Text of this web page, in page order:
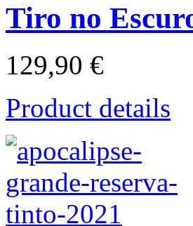
Tiro no
129,90 €
Product details